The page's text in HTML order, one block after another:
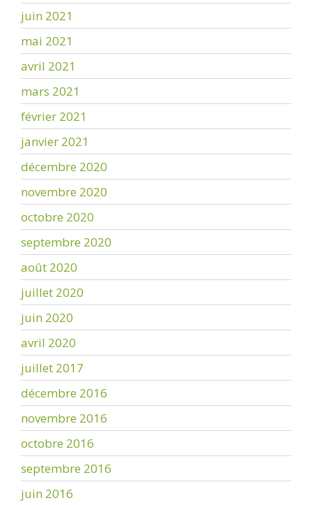
juin 2021
mai 2021
avril 2021
mars 2021
février 2021
janvier 2021
décembre 2020
novembre 2020
octobre 2020
septembre 2020
août 2020
juillet 2020
juin 2020
avril 2020
juillet 2017
décembre 2016
novembre 2016
octobre 2016
septembre 2016
juin 2016